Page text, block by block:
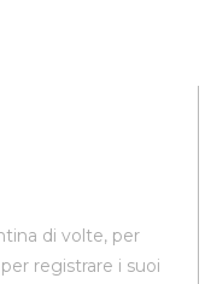
di volte, per
registrare i suoi